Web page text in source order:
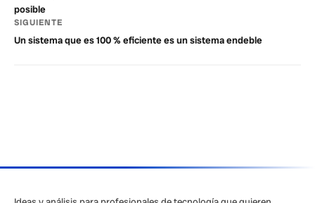
posible
SIGUIENTE
Un sistema que es 100 % eficiente es un sistema endeble